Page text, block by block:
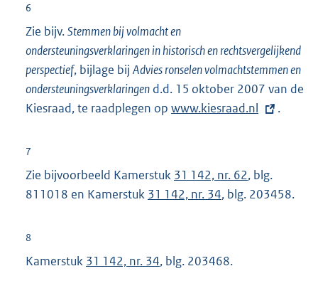
l
i
n
k
:
6
Zie bijv.Stemmen bij volmacht en
ondersteuningsverklaringen in historisch en rechtsvergelijkend
perspectief, bijlage bij Advies ronselen volmachtstemmen en
ondersteuningsverklaringen d.d. 15 oktober 2007 van de
Kiesraad, te raadplegen op E
r
n
i
www.kiesraad.nl .
7
Zie bijvoorbeeld Kamerstuk 31 142, nr. 62, blg.
811018 en Kamerstuk 31 142, nr. 34, blg. 203458.
8
Kamerstuk 31 142, nr. 34, blg. 203468.